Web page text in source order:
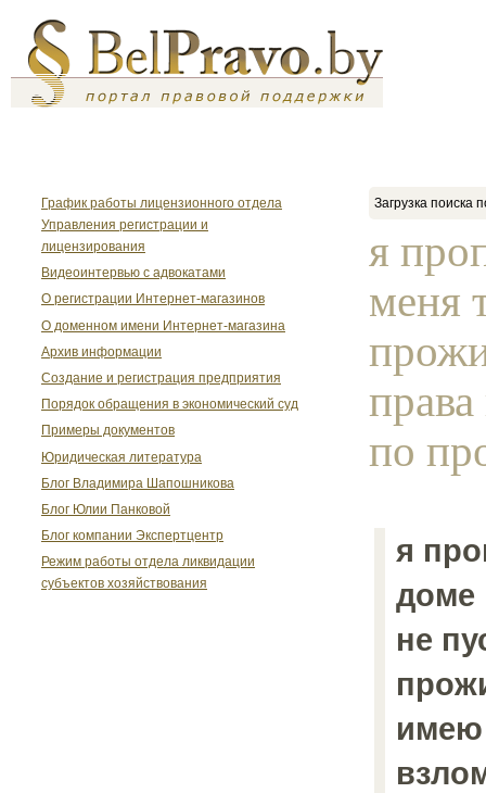
График работы лицензионного отдела
Управления регистрации и
лицензирования
Видеоинтервью с адвокатами
О регистрации Интернет-магазинов
О доменном имени Интернет-магазина
Архив информации
Создание и регистрация предприятия
Порядок обращения в экономический суд
Примеры документов
Юридическая литература
Блог Владимира Шапошникова
Блог Юлии Панковой
Блог компании Экспертцентр
Режим работы отдела ликвидации
субъектов хозяйствования
Загрузка поиска
я
меня
по
я
доме
не
имею